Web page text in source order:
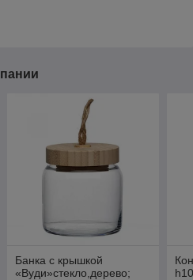
Банка с крышкой
«Вуди»стекло,дерево;